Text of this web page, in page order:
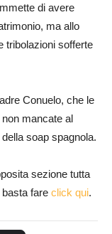
di avere
ma allo
tribolazioni sofferte
Conuelo, che le
mancate al
soap spagnola.
sezione tutta
fare click qui.